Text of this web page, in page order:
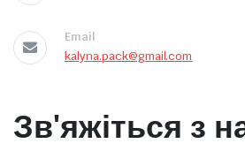
Email
kalyna.pack@gmail.com
Зв'яжіться з